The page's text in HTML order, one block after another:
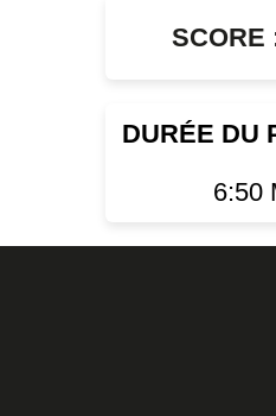
SCORE
DURÉE DU
6:50